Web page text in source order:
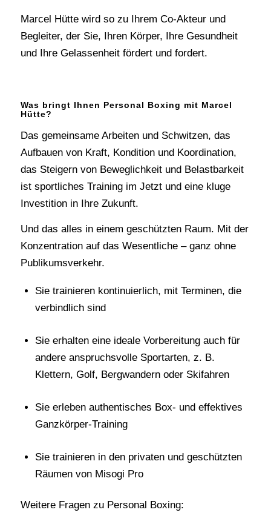
Marcel Hütte wird so zu Ihrem Co-Akteur und
Begleiter, der Sie, Ihren Körper, Ihre Gesundheit
und Ihre Gelassenheit fördert und fordert.
Was bringt Ihnen Personal Boxing mit Marcel
Hütte?
Das gemeinsame Arbeiten und Schwitzen, das
Aufbauen von Kraft, Kondition und Koordination,
das Steigern von Beweglichkeit und Belastbarkeit
ist sportliches Training im Jetzt und eine kluge
Investition in Ihre Zukunft.
Und das alles in einem geschützten Raum. Mit der
Konzentration auf das Wesentliche – ganz ohne
Publikumsverkehr.
Sie trainieren kontinuierlich, mit Terminen, die
verbindlich sind
Sie erhalten eine ideale Vorbereitung auch für
andere anspruchsvolle Sportarten, z. B.
Klettern, Golf, Bergwandern oder Skifahren
Sie erleben authentisches Box- und effektives
Ganzkörper-Training
Sie trainieren in den privaten und geschützten
Räumen von Misogi Pro
Weitere Fragen zu Personal Boxing: